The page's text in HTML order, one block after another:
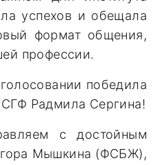
успехов и обещала
формат общения,
профессии.
победила
Радмила Сергина!
с достойным
Мышкина (ФСБЖ),